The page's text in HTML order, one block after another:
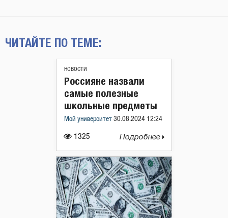
ЧИТАЙТЕ ПО ТЕМЕ:
НОВОСТИ
1325
Россияне назвали
самые полезные
школьные предметы
Мой университет 30.08.2024 12:24
Подробнее